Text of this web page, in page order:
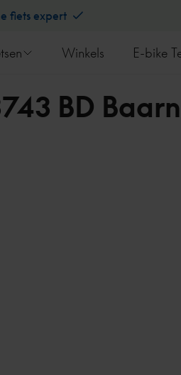
fiets expert
Winkels E-bike
BD Baarn